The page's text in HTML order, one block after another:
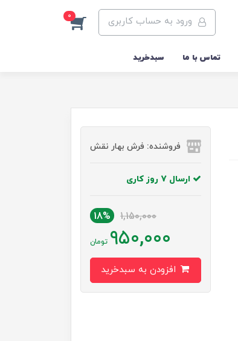
ورود به حساب کاربری 0
تماس با ما سبدخرید
فروشنده: فرش بهار نقش
ارسال 7 روز کاری
1,150,000
18%
950,000 تومان